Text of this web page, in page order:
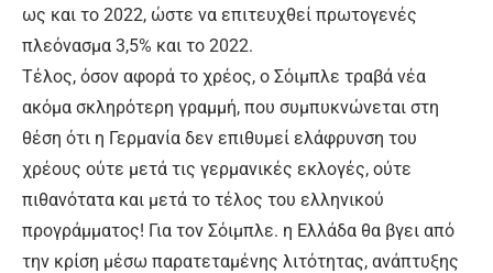
ως και το 2022, ώστε να επιτευχθεί πρωτογενές
πλεόνασμα 3,5% και το 2022.
Τέλος, όσον αφορά το χρέος, ο Σόιμπλε τραβά νέα
ακόμα σκληρότερη γραμμή, που συμπυκνώνεται στη
θέση ότι η Γερμανία δεν επιθυμεί ελάφρυνση του
χρέους ούτε μετά τις γερμανικές εκλογές, ούτε
πιθανότατα και μετά το τέλος του ελληνικού
προγράμματος! Για τον Σόιμπλε. η Ελλάδα θα βγει από
την κρίση μέσω παρατεταμένης λιτότητας, ανάπτυξης